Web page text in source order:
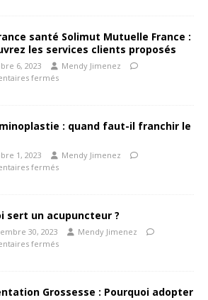
santé Solimut Mutuelle France :
les services clients proposés
6, 2023
Mendy Jimenez
fermés
: quand faut-il franchir le
1, 2023
Mendy Jimenez
fermés
sert un acupuncteur ?
30, 2023
Mendy Jimenez
fermés
Grossesse : Pourquoi adopter